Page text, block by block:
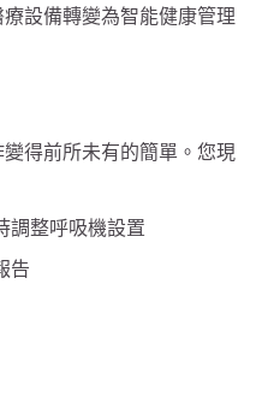
設備轉變為智能健康管理
得前所未有的簡單。您現
調整呼吸機設置
告